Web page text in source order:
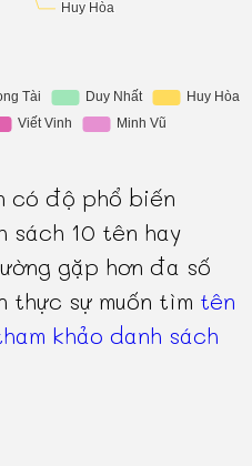
có độ phổ biến
sách 10 tên hay
gặp hơn đa số
thực sự muốn tìm tên
khảo danh sách